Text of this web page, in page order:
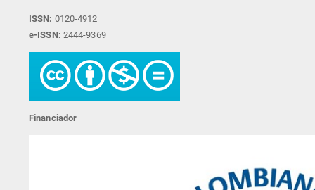
ISSN: 0120-4912
e-ISSN: 2444-9369
Financiador